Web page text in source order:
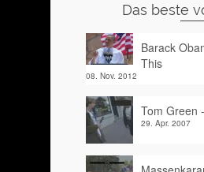
Das beste
Barack
This
08. Nov. 2012
Tom Green
29. Apr. 2007